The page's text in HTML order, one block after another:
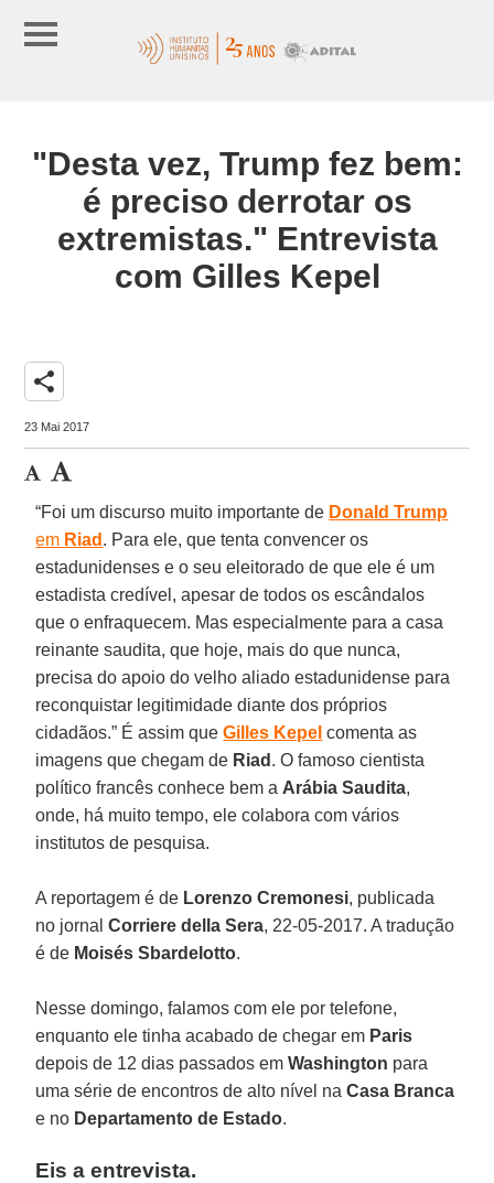
"Desta vez, Trump fez bem:
é preciso derrotar os
extremistas." Entrevista
com Gilles Kepel
share
23 Mai 2017
“Foi um discurso muito importante de Donald Trump
em Riad . Para ele, que tenta convencer os
estadunidenses e o seu eleitorado de que ele é um
estadista credível, apesar de todos os escândalos
que o enfraquecem. Mas especialmente para a casa
reinante saudita, que hoje, mais do que nunca,
precisa do apoio do velho aliado estadunidense para
reconquistar legitimidade diante dos próprios
cidadãos.” É assim queGilles Kepel comenta as
imagens que chegam de Riad . O famoso cientista
político francês conhece bem a Arábia Saudita,
onde, há muito tempo, ele colabora com vários
institutos de pesquisa.
A reportagem é de Lorenzo Cremonesi, publicada
no jornalCorriere della Sera, 22-05-2017. A tradução
é de Moisés Sbardelotto.
Nesse domingo, falamos com ele por telefone,
enquanto ele tinha acabado de chegar em Paris
depois de 12 dias passados emWashington para
uma série de encontros de alto nível naCasa Branca
e no Departamento de Estado.
Eis a entrevista.